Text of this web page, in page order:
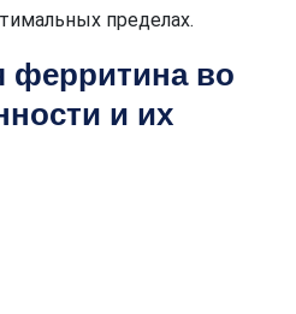
пределах.
во
и их